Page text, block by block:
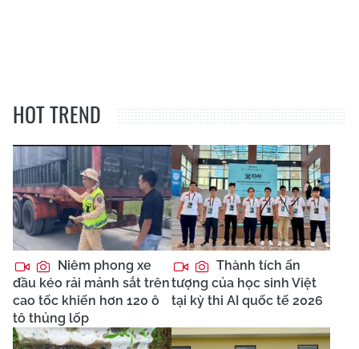
HOT TREND
Niêm phong xe
đầu kéo rải mảnh sắt trên
cao tốc khiến hơn 120 ô
tô thủng lốp
Thành tích ấn
tượng của học sinh Việt
tại kỳ thi AI quốc tế 2026